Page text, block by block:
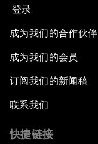
登录
成为我们的合作伙伴
成为我们的会员
订阅我们的新闻稿
联系我们
快捷链接